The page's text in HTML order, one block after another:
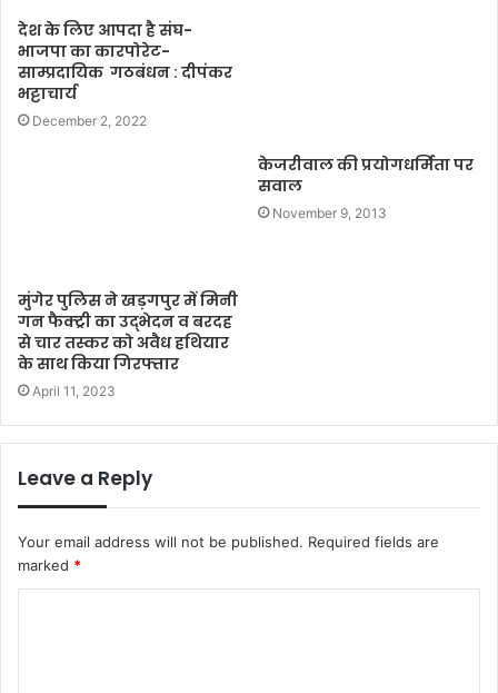
देश के लिए आपदा है संघ-
भाजपा का कारपोरेट-
साम्प्रदायिक गठबंधन : दीपंकर
भट्टाचार्य
December 2, 2022
मुंगेर पुलिस ने खड़गपुर में मिनी
गन फैक्ट्री का उद्भेदन व बरदह
से चार तस्कर को अवैध हथियार
के साथ किया गिरफ्तार
April 11, 2023
केजरीवाल की प्रयोगधर्मिता पर
सवाल
November 9, 2013
Leave a Reply
Your email address will not be published. Required fields are
marked *